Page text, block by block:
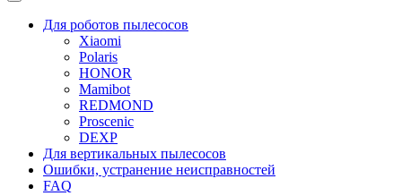
Для роботов пылесосов
Xiaomi
Polaris
HONOR
Mamibot
REDMOND
Proscenic
DEXP
Для вертикальных пылесосов
Ошибки, устранение неисправностей
FAQ